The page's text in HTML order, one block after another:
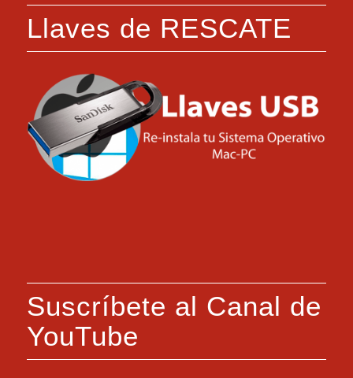
Llaves de RESCATE
Suscríbete al Canal de
YouTube